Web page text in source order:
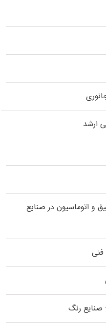
ارشد
و اتوماسیون در صنایع
فنی
صنایع رنگ